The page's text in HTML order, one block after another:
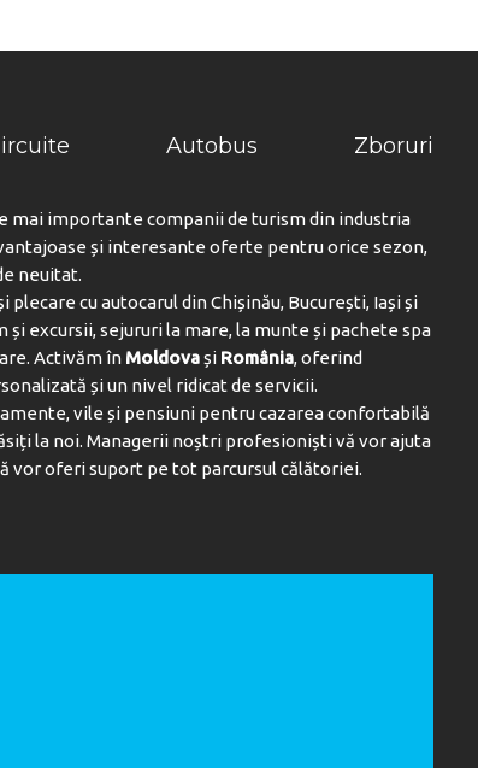
Autobus Zboruri
mai importante companii de turism din industria
și interesante oferte pentru orice sezon,
neuitat.
cu autocarul din Chișinău, București, Iași și
și excursii, sejururi la mare, la munte și pachete spa
Activăm în Moldovași România, oferind
și un nivel ridicat de servicii.
vile și pensiuni pentru cazarea confortabilă
la noi. Managerii noștri profesioniști vă vor ajuta
vor oferi suport pe tot parcursul călătoriei.